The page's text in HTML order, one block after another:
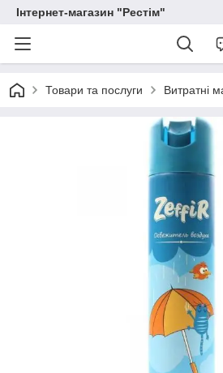
Інтернет-магазин "Рестім"
Товари та послуги Витратні